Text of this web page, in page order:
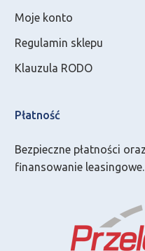
Moje konto
Regulamin sklepu
Klauzula RODO
Płatność
Bezpieczne płatności
finansowanie leasingowe.